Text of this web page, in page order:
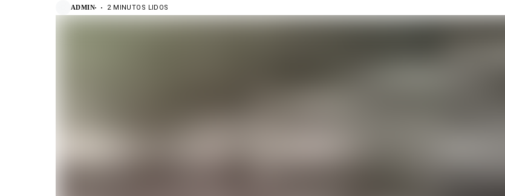
ADMIN 2 MINUTOS LIDOS